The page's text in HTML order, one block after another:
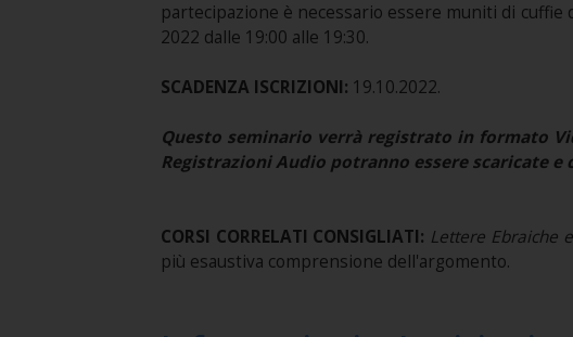
partecipazione è necessario essere muniti di
2022 dalle 19:00 alle 19:30.
SCADENZA ISCRIZIONI: 19.10.2022.
Questo seminario verrà registrato in formato
Registrazioni Audio potranno essere scaricate e
CORSI CORRELATI CONSIGLIATI: Lettere Ebraiche
più esaustiva comprensione dell'argomento.